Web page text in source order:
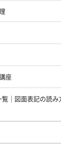
座
｜図面表記の読み